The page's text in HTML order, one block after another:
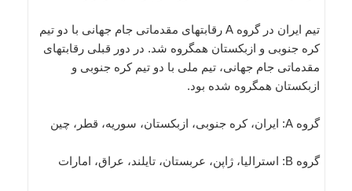
تیم ایران در گروه A رقابتهای مقدماتی جام جهانی با دو تیم
کره جنوبی و ازبکستان همگروه شد. در دور قبلی رقابتهای
مقدماتی جام جهانی، تیم ملی با دو تیم کره جنوبی و
ازبکستان همگروه شده بود.
گروه A: ایران، کره جنوبی، ازبکستان، سوریه، قطر، چین
گروه B: استرالیا، ژاپن، عربستان، تایلند، عراق، امارات